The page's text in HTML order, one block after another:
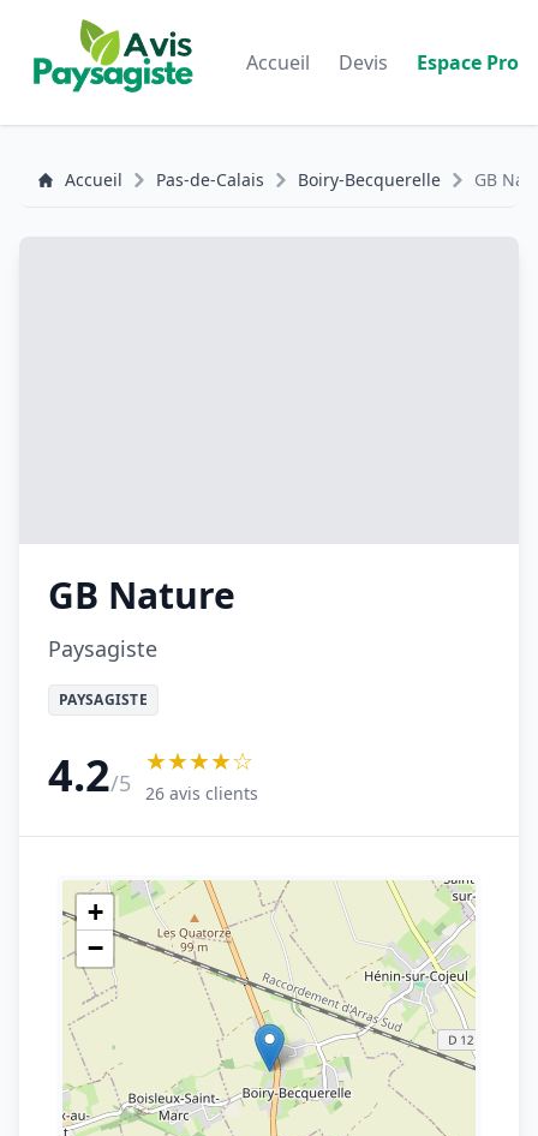
Accueil Devis Espace Pro
Accueil Pas-de-Calais Boiry-Becquerelle GB
GB Nature
Paysagiste
PAYSAGISTE
4.2/5
★★★★☆
26 avis clients
+
−